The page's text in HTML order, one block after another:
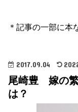
＊記事の一部に本
2017.09.04
尾崎豊 嫁の繁
は？